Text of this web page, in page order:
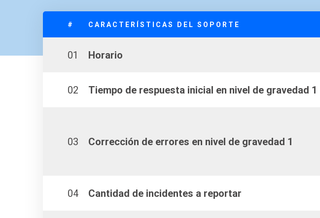
# CARACTERÍSTICAS DEL SOPORTE
01 Horario
02 Tiempo de respuesta inicial en nivel de gravedad 1
03 Corrección de errores en nivel de gravedad 1
04 Cantidad de incidentes a reportar